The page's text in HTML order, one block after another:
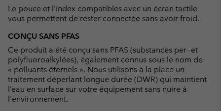
Le pouce et l’index compatibles avec un écran tactile
vous permettent de rester connectée sans avoir froid.
CONÇU SANS PFAS
Ce produit a été conçu sans PFAS (substances per- et
polyfluoroalkylées), également connus sous le nom de
« polluants éternels ». Nous utilisons à la place un
traitement déperlant longue durée (DWR) qui maintient
l’eau en surface sur votre équipement sans nuire à
l'environnement.